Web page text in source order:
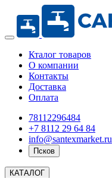
Кталог товаров
О компании
Контакты
Доставка
Оплата
78112296484
+7 8112 29 64 84
info@santexmarket.ru
Псков
КАТАЛОГ